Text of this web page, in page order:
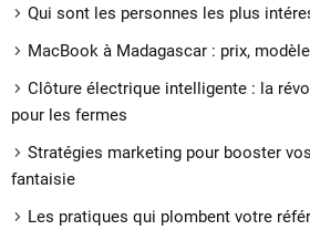
Qui sont les personnes les plus
MacBook à Madagascar : prix,
Clôture électrique intelligente : la
pour les fermes
Stratégies marketing pour booster
fantaisie
Les pratiques qui plombent votre